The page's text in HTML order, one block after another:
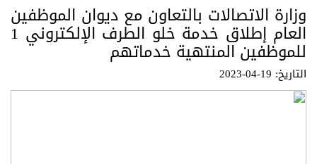
وزارة الاتصالات بالتعاون مع ديوان الموظفين
العام إطلاق خدمة خلو الطرف الإلكتروني 1
للموظفين المنتهية خدماتهم
التاريخ: 19-04-2023